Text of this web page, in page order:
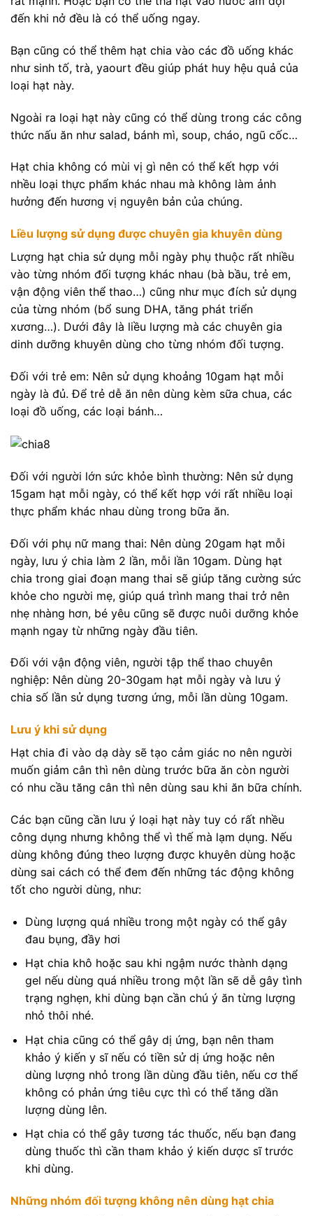
đến khi nở đều là có thể uống ngay.
Bạn cũng có thể thêm hạt chia vào các đồ uống khác
như sinh tố, trà, yaourt đều giúp phát huy hệu quả của
loại hạt này.
Ngoài ra loại hạt này cũng có thể dùng trong các công
thức nấu ăn như salad, bánh mì, soup, cháo, ngũ cốc…
Hạt chia không có mùi vị gì nên có thể kết hợp với
nhều loại thực phẩm khác nhau mà không làm ảnh
hưởng đến hương vị nguyên bản của chúng.
Liều lượng sử dụng được chuyên gia khuyên dùng
Lượng hạt chia sử dụng mỗi ngày phụ thuộc rất nhiều
vào từng nhóm đối tượng khác nhau (bà bầu, trẻ em,
vận động viên thể thao…) cũng như mục đích sử dụng
của từng nhóm (bổ sung DHA, tăng phát triển
xương…). Dưới đây là liều lượng mà các chuyên gia
dinh dưỡng khuyên dùng cho từng nhóm đối tượng.
Đối với trẻ em: Nên sử dụng khoảng 10gam hạt mỗi
ngày là đủ. Để trẻ dễ ăn nên dùng kèm sữa chua, các
loại đồ uống, các loại bánh…
Đối với người lớn sức khỏe bình thường: Nên sử dụng
15gam hạt mỗi ngày, có thể kết hợp với rất nhiều loại
thực phẩm khác nhau dùng trong bữa ăn.
Đối với phụ nữ mang thai: Nên dùng 20gam hạt mỗi
ngày, lưu ý chia làm 2 lần, mỗi lần 10gam. Dùng hạt
chia trong giai đoạn mang thai sẽ giúp tăng cường sức
khỏe cho người mẹ, giúp quá trình mang thai trở nên
nhẹ nhàng hơn, bé yêu cũng sẽ được nuôi dưỡng khỏe
mạnh ngay từ những ngày đầu tiên.
Đối với vận động viên, người tập thể thao chuyên
nghiệp: Nên dùng 20-30gam hạt mỗi ngày và lưu ý
chia số lần sử dụng tương ứng, mỗi lần dùng 10gam.
Lưu ý khi sử dụng
Hạt chia đi vào dạ dày sẽ tạo cảm giác no nên người
muốn giảm cân thì nên dùng trước bữa ăn còn người
có nhu cầu tăng cân thì nên dùng sau khi ăn bữa chính.
Các bạn cũng cần lưu ý loại hạt này tuy có rất nhều
công dụng nhưng không thể vì thế mà lạm dụng. Nếu
dùng không đúng theo lượng được khuyên dùng hoặc
dùng sai cách có thể đem đến những tác động không
tốt cho người dùng, như:
Dùng lượng quá nhiều trong một ngày có thể gây
đau bụng, đầy hơi
Hạt chia khô hoặc sau khi ngậm nước thành dạng
gel nếu dùng quá nhiều trong một lần sẽ dễ gây tình
trạng nghẹn, khi dùng bạn cần chú ý ăn từng lượng
nhỏ thôi nhé.
Hạt chia cũng có thể gây dị ứng, bạn nên tham
khảo ý kiến y sĩ nếu có tiền sử dị ứng hoặc nên
dùng lượng nhỏ trong lần dùng đầu tiên, nếu cơ thể
không có phản ứng tiêu cực thì có thể tăng dần
lượng dùng lên.
Hạt chia có thể gây tương tác thuốc, nếu bạn đang
dùng thuốc thì cần tham khảo ý kiến dược sĩ trước
khi dùng.
Những nhóm đối tượng không nên dùng hạt chia